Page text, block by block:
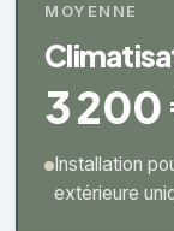
MOYENNE
3
Installation
extérieure